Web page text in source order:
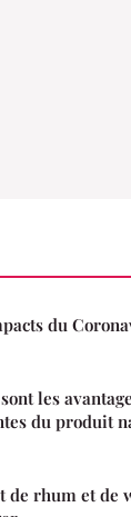
du
les
du produit
de rhum et de